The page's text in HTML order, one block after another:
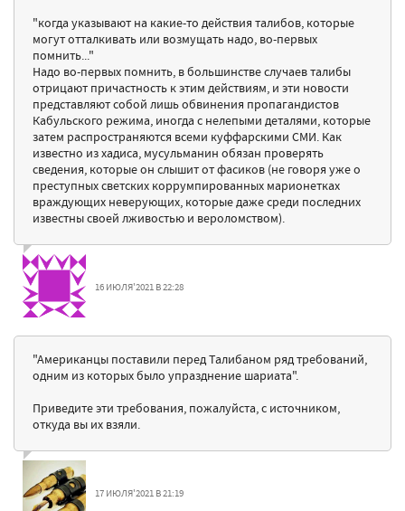
"когда указывают на какие-то действия талибов, которые
могут отталкивать или возмущать надо, во-первых
помнить..."
Надо во-первых помнить, в большинстве случаев талибы
отрицают причастность к этим действиям, и эти новости
представляют собой лишь обвинения пропагандистов
Кабульского режима, иногда с нелепыми деталями, которые
затем распространяются всеми куффарскими СМИ. Как
известно из хадиса, мусульманин обязан проверять
сведения, которые он слышит от фасиков (не говоря уже о
преступных светских коррумпированных марионетках
враждующих неверующих, которые даже среди последних
известны своей лживостью и вероломством).
16 ИЮЛЯ'2021 В 22:28
"Американцы поставили перед Талибаном ряд требований,
одним из которых было упразднение шариата".
Приведите эти требования, пожалуйста, с источником,
откуда вы их взяли.
17 ИЮЛЯ'2021 В 21:19